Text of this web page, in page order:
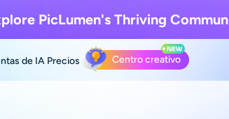
PicLumen's Thriving
de IA Precios Centro creativo